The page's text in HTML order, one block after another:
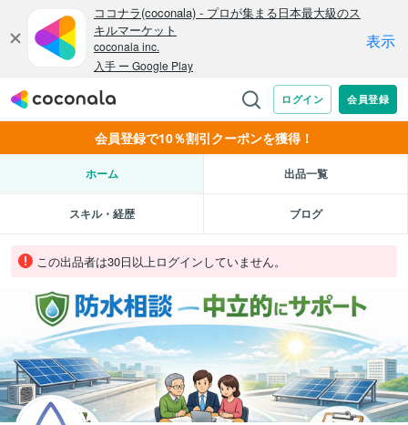
会員登録で10％割引クーポンを獲得！
ホーム 出品一覧
スキル・経歴 ブログ
この出品者は30日以上ログインしていません。